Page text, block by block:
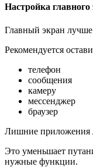
Настройка главного
Главный экран
Рекомендуется
телефон
сообщения
камеру
мессенджер
браузер
Лишние приложения
Это уменьшает
нужные функции.